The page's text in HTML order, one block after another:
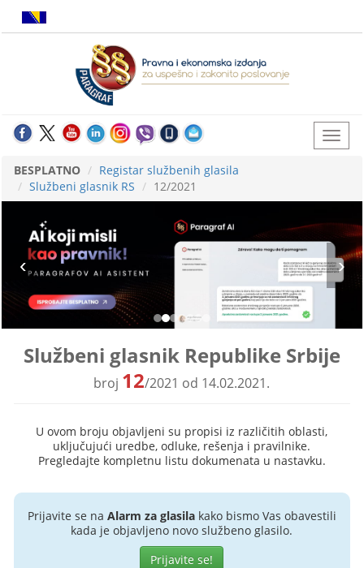
BESPLATNO
Registar službenih glasila
Službeni glasnik RS
12/2021
Službeni glasnik Republike Srbije
broj 12/2021 od 14.02.2021.
U ovom broju objavljeni su propisi iz različitih oblasti,
uključujući uredbe, odluke, rešenja i pravilnike.
Pregledajte kompletnu listu dokumenata u nastavku.
Prijavite se na Alarm za glasilakako bismo Vas obavestili
kada je objavljeno novo službeno glasilo.
Prijavite se!